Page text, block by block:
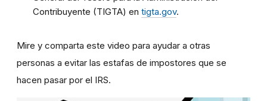
Contribuyente (TIGTA) en tigta.gov.
Mire y comparta este video para ayudar a otras
personas a evitar las estafas de impostores que se
hacen pasar por el IRS.